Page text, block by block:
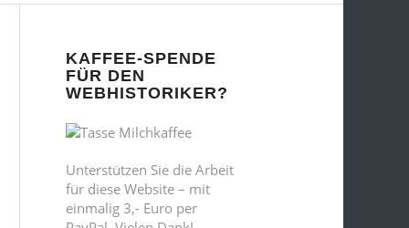
KAFFEE-SPENDE
FÜR DEN
WEBHISTORIKER?
Unterstützen Sie die Arbeit
für diese Website – mit
einmalig 3,- Euro per